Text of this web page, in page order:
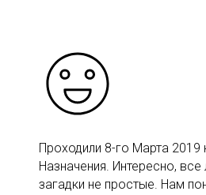
Проходили 8-го Марта 2019
Назначения. Интересно, все
загадки не простые. Нам